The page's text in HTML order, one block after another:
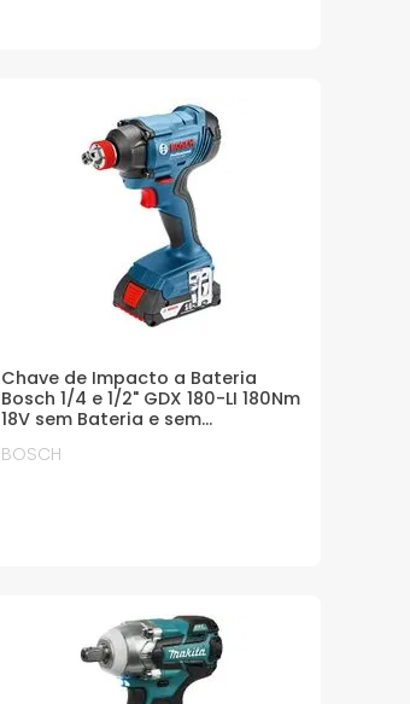
Chave de Impacto a Bateria
Bosch 1/4 e 1/2" GDX 180-LI 180Nm
18V sem Bateria e sem
BOSCH